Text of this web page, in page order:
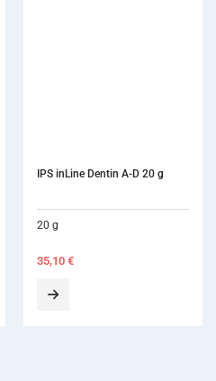
IPS inLine Dentin A-D 20 g
20 g
35,10 €